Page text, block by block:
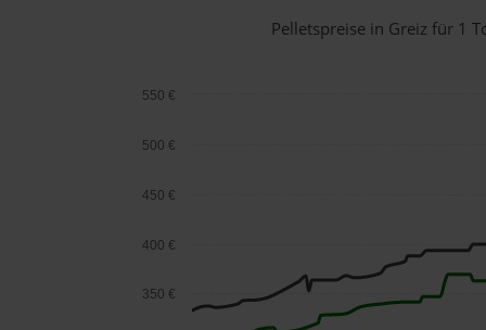
Pelletspreise in Greiz für 1
350 €
400 €
450 €
500 €
550 €